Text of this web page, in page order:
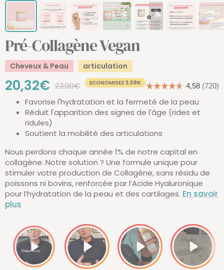
Pré-Collagène Vegan
Cheveux & Peau articulation
Prix
de
vente
20,32€ Prix
normal
23,90€ ECONOMISEZ 3,58€
Favorise l'hydratation et la fermeté de la peau
Réduit l'apparition des signes de l'âge (rides et
ridules)
Soutient la mobilité des articulations
Nous perdons chaque année 1% de notre capital en
collagène. Notre solution ? Une formule unique pour
stimuler votre production de Collagène, sans résidu de
poissons ni bovins, renforcée par l’Acide Hyaluronique
pour l’hydratation de la peau et des cartilages. En savoir
plus